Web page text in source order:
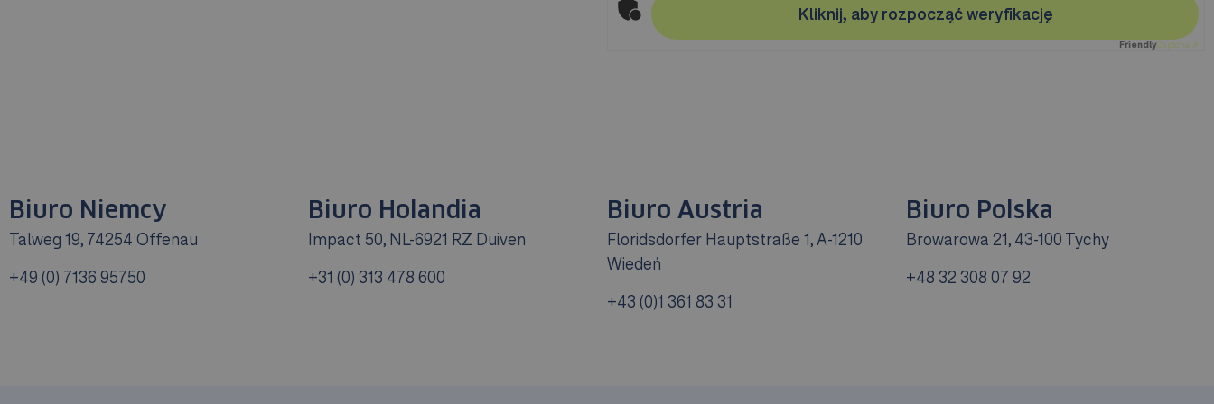
Kliknij, aby rozpocząć weryfikację
FriendlyCaptcha ⇗
Biuro Niemcy
Talweg 19, 74254 Offenau
+49 (0) 7136 95750
Biuro Holandia
Impact 50, NL-6921 RZ Duiven
+31 (0) 313 478 600
Biuro Austria
Floridsdorfer Hauptstraße 1, A-1210
Wiedeń
+43 (0)1 361 83 31
Biuro Polska
Browarowa 21, 43-100 Tychy
+48 32 308 07 92